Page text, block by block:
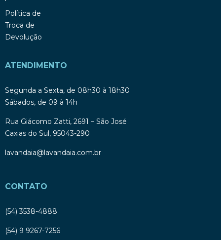
Política de
Troca de
Devolução
ATENDIMENTO
Segunda a Sexta, de 08h30 à 18h30
Sábados, de 09 à 14h
Rua Giácomo Zatti, 2691 – São José
Caxias do Sul, 95043-290
lavandaia@lavandaia.com.br
CONTATO
(54) 3538-4888
(54) 9 9267-7256